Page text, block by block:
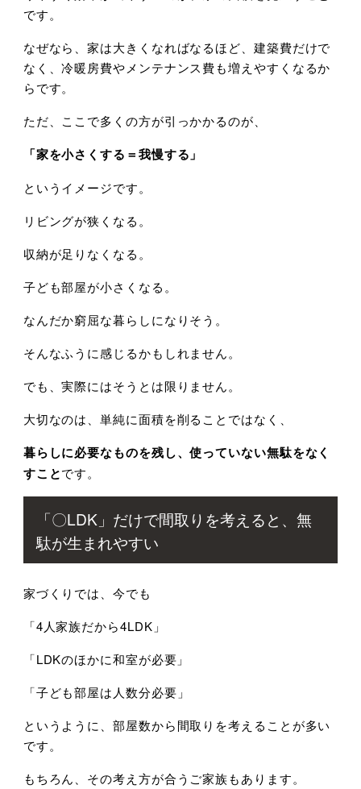
です。
なぜなら、家は大きくなればなるほど、建築費だけで
なく、冷暖房費やメンテナンス費も増えやすくなるか
らです。
ただ、ここで多くの方が引っかかるのが、
「家を小さくする＝我慢する」
というイメージです。
リビングが狭くなる。
収納が足りなくなる。
子ども部屋が小さくなる。
なんだか窮屈な暮らしになりそう。
そんなふうに感じるかもしれません。
でも、実際にはそうとは限りません。
大切なのは、単純に面積を削ることではなく、
暮らしに必要なものを残し、使っていない無駄をなく
すことです。
「〇LDK」だけで間取りを考えると、無
駄が生まれやすい
家づくりでは、今でも
「4人家族だから4LDK」
「LDKのほかに和室が必要」
「子ども部屋は人数分必要」
というように、部屋数から間取りを考えることが多い
です。
もちろん、その考え方が合うご家族もあります。